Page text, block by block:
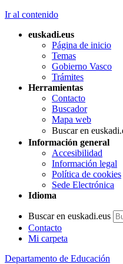
Ir al contenido
euskadi.eus
Página de inicio
Temas
Gobierno Vasco
Trámites
Herramientas
Contacto
Buscador
Mapa web
Buscar en
Información general
Accesibilidad
Información legal
Política de cookies
Sede Electrónica
Idioma
Buscar en euskadi.eus
Contacto
Mi carpeta
Departamento de Educación